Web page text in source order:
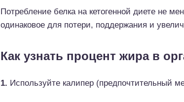
Потребление белка на кетогенной диете не
одинаковое для потери, поддержания и
Как узнать процент жира в
1. Используйте калипер (предпочтительный